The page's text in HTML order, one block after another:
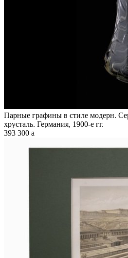
Парные графины в стиле модерн.
хрусталь. Германия, 1900-е гг.
393 300 a